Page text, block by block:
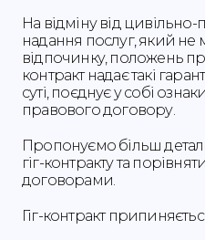
На відміну від
надання послуг, який не
відпочинку, положень
контракт надає такі
суті, поєднує у собі
правового договору.
Пропонуємо більш
гіг-контракту та
договорами.
Гіг-контракт